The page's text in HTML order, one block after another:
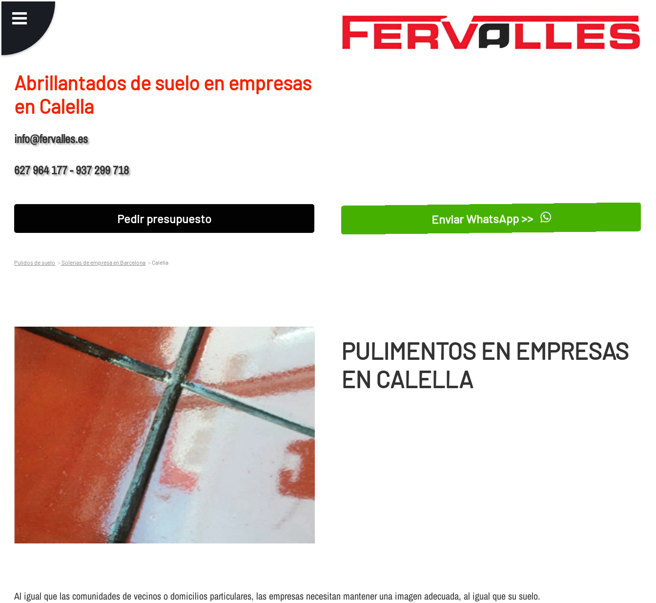
Abrillantados de suelo en empresas
en Calella
info@fervalles.es
627 964 177 - 937 299 718
Pedir presupuesto Enviar WhatsApp >>
Pulidos de suelo Solerias de empresa en Barcelona Calella
PULIMENTOS EN EMPRESAS
EN CALELLA
Al igual que las comunidades de vecinos o domicilios particulares, las empresas necesitan mantener una imagen adecuada, al igual que su suelo.